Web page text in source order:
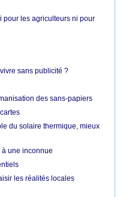
pour les agriculteurs ni pour
sans publicité ?
des sans-papiers
du solaire thermique, mieux
à une inconnue
les réalités locales